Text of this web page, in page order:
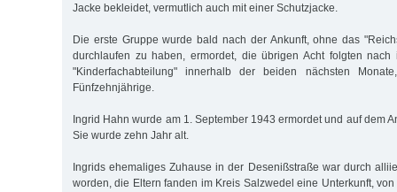
Jacke bekleidet, vermutlich auch mit einer Schutzjacke.
Die erste Gruppe wurde bald nach der Ankunft, ohne das
durchlaufen zu haben, ermordet, die übrigen Acht folgten
"Kinderfachabteilung" innerhalb der beiden nächsten
Fünfzehnjährige.
Ingrid Hahn wurde am 1. September 1943 ermordet und auf dem
Sie wurde zehn Jahr alt.
Ingrids ehemaliges Zuhause in der Desenißstraße war durch
worden, die Eltern fanden im Kreis Salzwedel eine Unterkunft,